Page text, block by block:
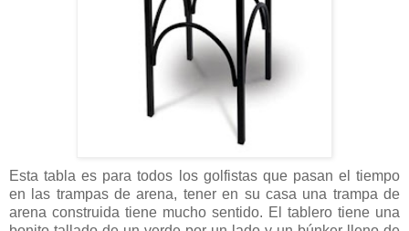
Esta tabla es para todos los golfistas que pasan el tiempo
en las trampas de arena, tener en su casa una trampa de
arena construida tiene mucho sentido. El tablero tiene una